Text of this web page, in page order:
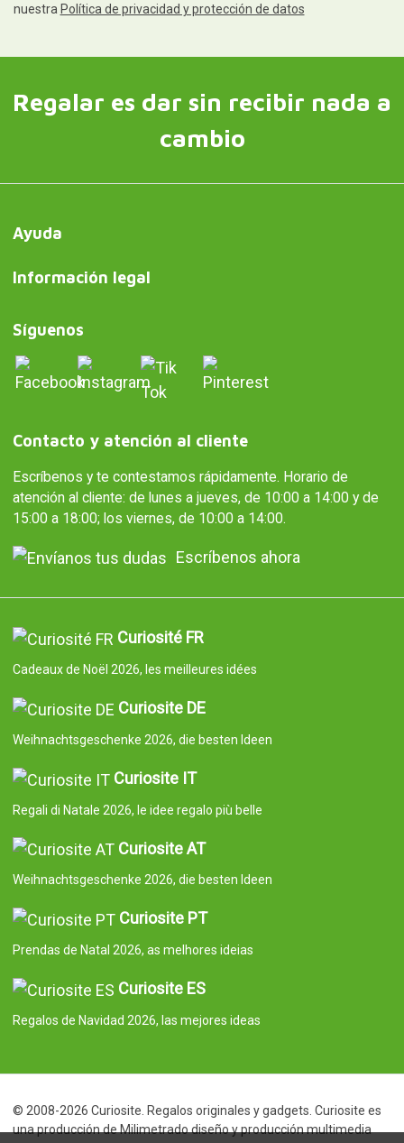
nuestra Política de privacidad y protección de datos
Regalar es dar sin recibir nada a
cambio
Ayuda
Información legal
Síguenos
Contacto y atención al cliente
Escríbenos y te contestamos rápidamente. Horario de
atención al cliente: de lunes a jueves, de 10:00 a 14:00 y de
15:00 a 18:00; los viernes, de 10:00 a 14:00.
Escríbenos ahora
Curiosité FR
Cadeaux de Noël 2026, les meilleures idées
Curiosite DE
Weihnachtsgeschenke 2026, die besten Ideen
Curiosite IT
Regali di Natale 2026, le idee regalo più belle
Curiosite AT
Weihnachtsgeschenke 2026, die besten Ideen
Curiosite PT
Prendas de Natal 2026, as melhores ideias
Curiosite ES
Regalos de Navidad 2026, las mejores ideas
© 2008-2026 Curiosite. Regalos originales y gadgets. Curiosite es
una producción de Milimetrado diseño y producción multimedia